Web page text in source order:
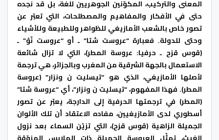
المعنى والتركيب، المكوّنين الجوهريين للغة، بل قد نجده
حتى في الأفكار والمفاهيم والمصطلحات، التي تعبّر عن
تصور خاص بالشعب الأمازيغي للظواهر وللطبيعة وللأشياء
وحتى للدولة. فعبارة “عروست شتا” ـ أو “عروست نّوْ” ـ
(قوس قزح ـ حرفيا: عروسة المطر)، التي لا تزال شائعة
الاستعمال بالجهة الشرقية من المغرب وبالجزائر، هي ترجمة
لأصلها الأمازيغي، الذي هو “تيسليت ن ونزار” (عروسة
المطر). فهذا المفهوم، “تيسليت ن ونزار”، أي “عروسة شتا”
(المطر) في ترجمتها الحرفية إلى الدارجة، يعبّر عن تصور
أسطوري لدى الأمازيغيين، مفاده الاعتقاد أن تلك الألوان
الجميلة الزاهية (قوس قزح)، التي تزيّن السماء بعد نزول